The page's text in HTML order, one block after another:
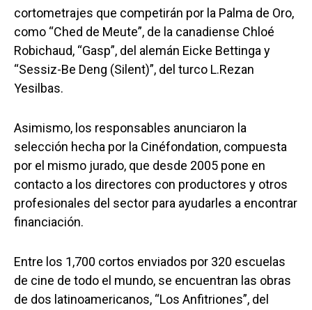
cortometrajes que competirán por la Palma de Oro,
como “Ched de Meute”, de la canadiense Chloé
Robichaud, “Gasp”, del alemán Eicke Bettinga y
“Sessiz-Be Deng (Silent)”, del turco L.Rezan
Yesilbas.
Asimismo, los responsables anunciaron la
selección hecha por la Cinéfondation, compuesta
por el mismo jurado, que desde 2005 pone en
contacto a los directores con productores y otros
profesionales del sector para ayudarles a encontrar
financiación.
Entre los 1,700 cortos enviados por 320 escuelas
de cine de todo el mundo, se encuentran las obras
de dos latinoamericanos, “Los Anfitriones”, del